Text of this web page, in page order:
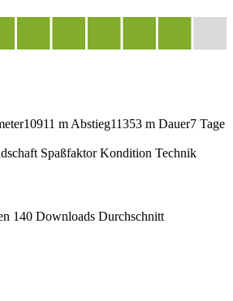
10911 m Abstieg11353 m Dauer7 Tage
Spaßfaktor Kondition Technik
140 Downloads Durchschnitt